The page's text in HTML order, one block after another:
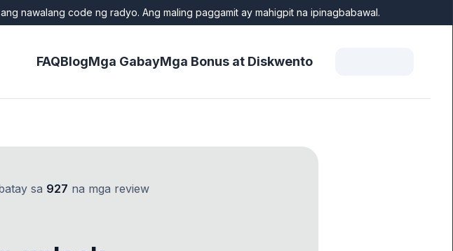
nawalang code ng radyo. Ang maling paggamit ay mahigpit na ipinagbabawal.
FAQBlogMga GabayMga Bonus at Diskwento
sa 927 na mga review